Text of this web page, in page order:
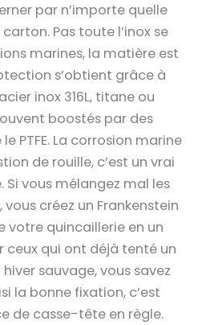
par n’importe quelle
Pas toute l’inox se
marines, la matière est
s’obtient grâce à
inox 316L, titane ou
boostés par des
PTFE. La corrosion marine
de rouille, c’est un vrai
vous mélangez mal les
créez un Frankenstein
votre quincaillerie en un
ceux qui ont déjà tenté un
sauvage, vous savez
la bonne fixation, c’est
de casse-tête en règle.